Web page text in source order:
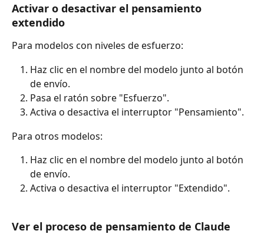
Activar o desactivar el pensamiento
extendido
Para modelos con niveles de esfuerzo:
Haz clic en el nombre del modelo junto al botón
de envío.
Pasa el ratón sobre "Esfuerzo".
Activa o desactiva el interruptor "Pensamiento".
Para otros modelos:
Haz clic en el nombre del modelo junto al botón
de envío.
Activa o desactiva el interruptor "Extendido".
Ver el proceso de pensamiento de Claude